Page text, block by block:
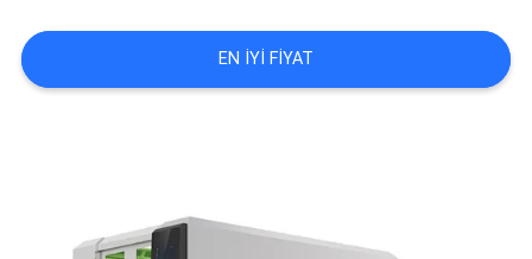
BIR
TEKLIF
САЙТ
EN IYI FIYAT